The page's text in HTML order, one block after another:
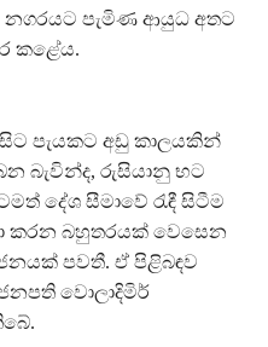
නගරයට පැමිණ ආයුධ අතට
කළේය.
සිට පැයකට අඩු කාලයකින්
බැවින්ද, රුසියානු භට
දේශ සීමාවේ රැඳී සිටීම
කරන බහුතරයක් වෙසෙන
පවතී. ඒ පිළිබඳව
වොලාදිමිර්